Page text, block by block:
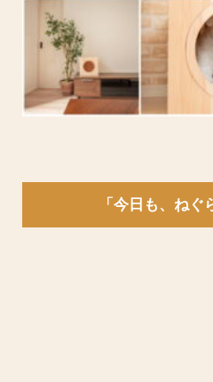
「今日も、ねぐ